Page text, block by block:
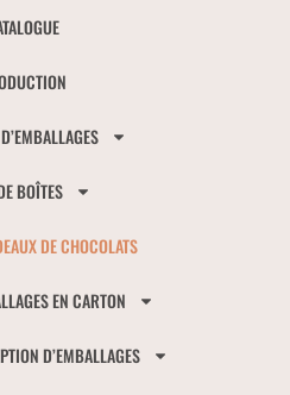
BOÎTES
DE CHOCOLATS
EN CARTON
D’EMBALLAGES